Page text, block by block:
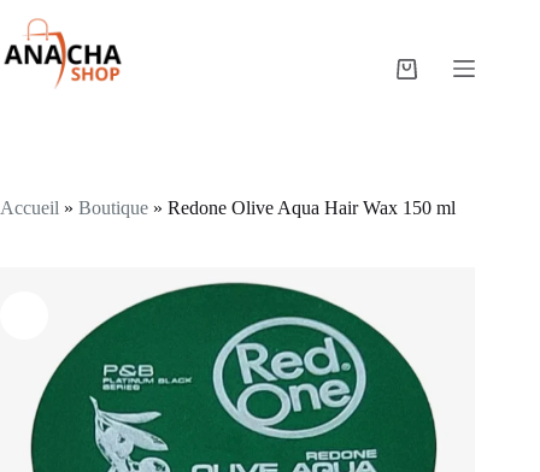
Accueil » Boutique » Redone Olive Aqua Hair Wax 150 ml